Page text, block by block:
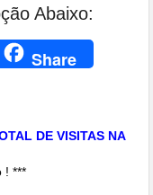
Abaixo:
Share
DE VISITAS NA
! ***